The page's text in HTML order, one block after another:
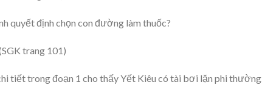
quyết định chọn con đường làm thuốc?
trang 101)
tiết trong đoạn 1 cho thấy Yết Kiêu có tài bơi lặn phi thường.